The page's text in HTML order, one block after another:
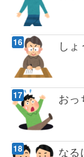
し
おっ
なる